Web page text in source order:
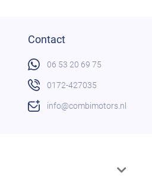
Contact
06 53 20 69 75
0172-427035
info@combimotors.nl